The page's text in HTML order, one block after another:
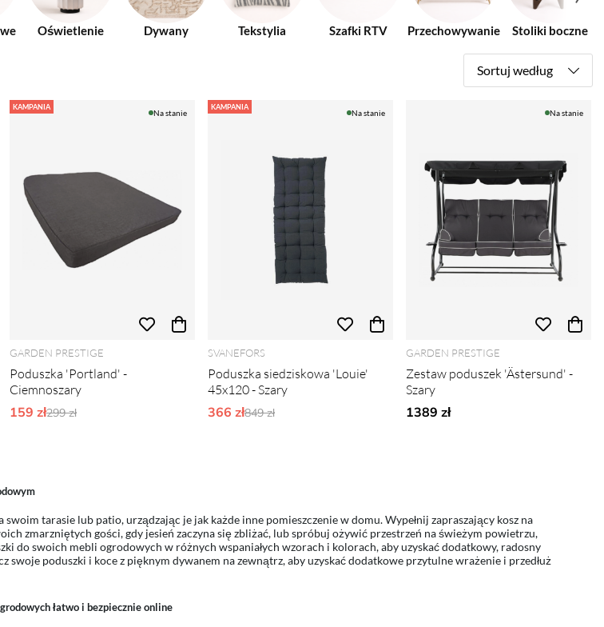
Oświetlenie Dywany Tekstylia Szafki RTV Przechowywanie Stoliki boczne
Sortuj według
KAMPANIA
Na stanie
GARDEN PRESTIGE
Poduszka 'Portland' -
Ciemnoszary
159 złOrdynarne ceny:
299 zł
KAMPANIA
Na stanie
SVANEFORS
Poduszka siedziskowa 'Louie'
45x120 - Szary
366 złOrdynarne ceny:
849 zł
Na stanie
GARDEN PRESTIGE
Zestaw poduszek 'Ästersund' -
Szary
1389 zł
tarasie lub patio, urządzając je jak każde inne pomieszczenie w domu. Wypełnij zapraszający kosz na
zmarzniętych gości, gdy jesień zaczyna się zbliżać, lub spróbuj ożywić przestrzeń na świeżym powietrzu,
do swoich mebli ogrodowych w różnych wspaniałych wzorach i kolorach, aby uzyskać dodatkowy, radosny
swoje poduszki i koce z pięknym dywanem na zewnątrz, aby uzyskać dodatkowe przytulne wrażenie i przedłuż
łatwo i bezpiecznie online